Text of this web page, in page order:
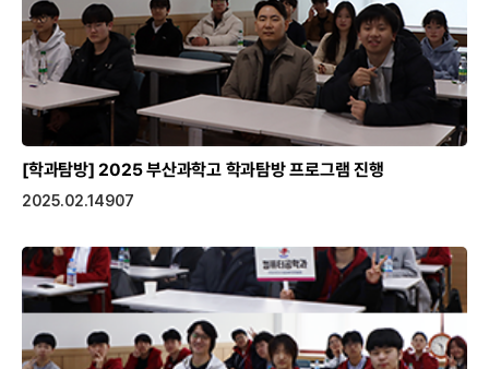
[학과탐방] 2025 부산과학고 학과탐방 프로그램 진행
2025.02.14907